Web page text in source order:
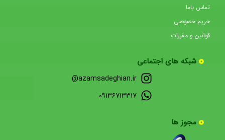
تماس باما
حریم خصوصی
قوانین و مقررات
شبکه های اجتماعی
azamsadeghian.ir@
۰۹۱۳۶۷۱۳۳۱۷
مجوز ها